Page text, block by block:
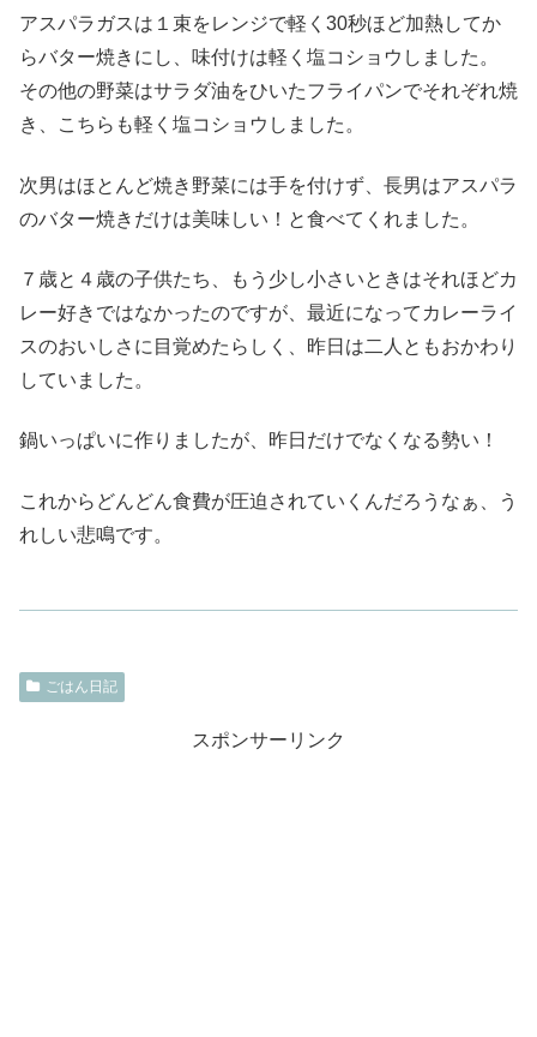
アスパラガスは１束をレンジで軽く30秒ほど加熱してか
らバター焼きにし、味付けは軽く塩コショウしました。
その他の野菜はサラダ油をひいたフライパンでそれぞれ焼
き、こちらも軽く塩コショウしました。
次男はほとんど焼き野菜には手を付けず、長男はアスパラ
のバター焼きだけは美味しい！と食べてくれました。
７歳と４歳の子供たち、もう少し小さいときはそれほどカ
レー好きではなかったのですが、最近になってカレーライ
スのおいしさに目覚めたらしく、昨日は二人ともおかわり
していました。
鍋いっぱいに作りましたが、昨日だけでなくなる勢い！
これからどんどん食費が圧迫されていくんだろうなぁ、う
れしい悲鳴です。
ごはん日記
スポンサーリンク